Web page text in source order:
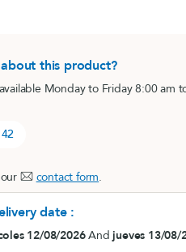
(lot)
this product?
Monday to Friday 8:00 am
contact form.
date :
12/08/2026Andjueves 13/08/